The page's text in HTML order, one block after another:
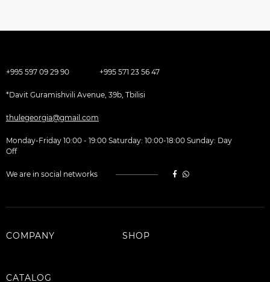
+995 597 09 29 90 +995 571 23 56 47
*Davit Guramishvili Avenue, 39b, Tbilisi
thulegeorgia@gmail.com
Monday-Friday 10:00 - 19:00 Saturday: 10:00-18:00 Sunday: Day
Off
We are in social networks
COMPANY SHOP
CATALOG